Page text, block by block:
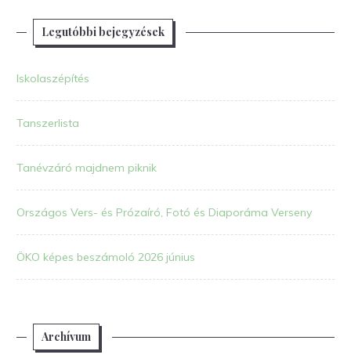
Legutóbbi bejegyzések
Iskolaszépítés
Tanszerlista
Tanévzáró majdnem piknik
Országos Vers- és Prózaíró, Fotó és Diaporáma Verseny
ÖKO képes beszámoló 2026 június
Archívum